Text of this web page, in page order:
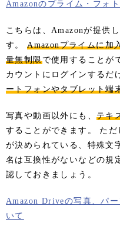
Amazonのプライム・フォ
こちらは、Amazonが提供
す。Amazonプライムに加
量無制限で使用することが
カウントにログインするだ
ートフォンやタブレット端
写真や動画以外にも、 テキ
することができます。 た
が決められている、特殊文
名は互換性がないなどの規
認しておきましょう。
Amazon Driveの写真、パ
いて